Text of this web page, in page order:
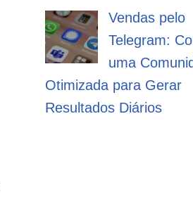
Vendas pelo
Telegram:
uma
Otimizada para Gerar
Resultados Diários